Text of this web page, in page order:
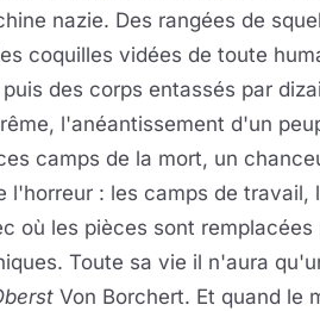
nazie. Des rangées de
coquilles vidées de toute
des corps entassés par
l'anéantissement d'un
camps de la mort, un
l'horreur : les camps de travail,
où les pièces sont remplacées
Toute sa vie il n'aura
Von Borchert. Et quand le